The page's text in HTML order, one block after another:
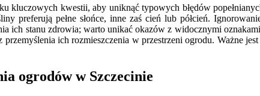
kluczowych kwestii, aby uniknąć typowych błędów
preferują pełne słońce, inne zaś cień lub półcień.
ich stanu zdrowia; warto unikać okazów z widocznymi
ich rozmieszczenia w przestrzeni ogrodu. Ważne
ogrodów w Szczecinie